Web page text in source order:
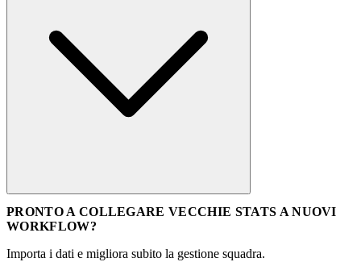
PRONTO A COLLEGARE VECCHIE STATS A NUOVI
WORKFLOW?
Importa i dati e migliora subito la gestione squadra.